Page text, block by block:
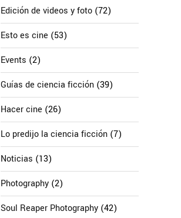
Edición de videos y foto (72)
Esto es cine (53)
Events (2)
Guías de ciencia ficción (39)
Hacer cine (26)
Lo predijo la ciencia ficción (7)
Noticias (13)
Photography (2)
Soul Reaper Photography (42)